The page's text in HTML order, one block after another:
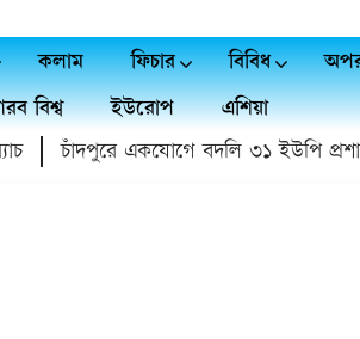
কলাম ফিচার বিবিধ
বিশ্ব ইউরোপ
এশিয়া
চাঁদপুরে একযোগে বদলি ৩১ ইউপি